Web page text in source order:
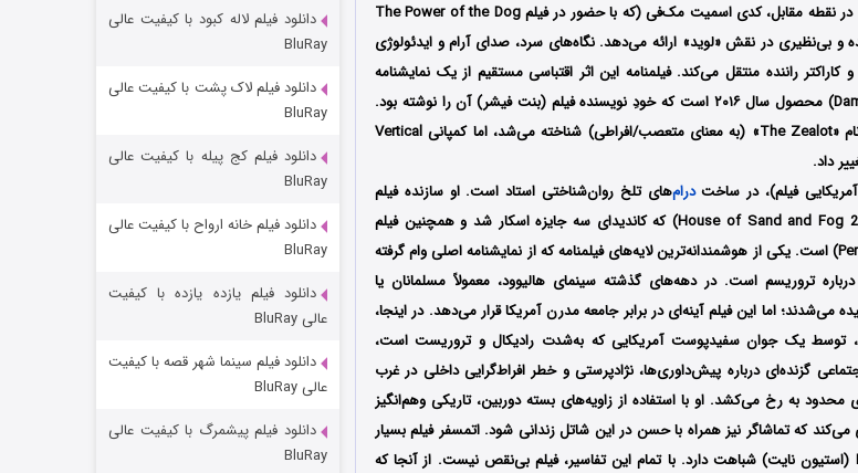
قلب یک بحران تروریستی گرفتار می‌شود. در نقطه مقابل، کدی اسمیت مک‌فی (که با حضور در فیلم The Power of the Dog
و بی‌نظیری در نقش «لوید» ارائه می‌دهد. نگاه‌های سرد، صدای آرام و ایدئولوژی
راننده منتقل می‌کند. فیلمنامه این اثر اقتباسی مستقیم از یک نمایشنامه
بسیار موفق تئاتری به نام دمشق (Damascus) محصول سال ۲۰۱۶ است که خودِ نویسنده فیلم (بنت فیشر) آن را نوشته بود.
فیلم در زمان پیش‌تولید و فیلمبرداری با نام «The Zealot» (به معنای متعصب/افراطی) شناخته می‌شد، اما کمپانی Vertical
داد.
آمریکایی فیلم)، در ساختدرام‌های تلخ روان‌شناختی استاد است. او سازنده فیلم
تحسین‌شده «خانه‌ای از شن و مه» (House of Sand and Fog 2003) که کاندیدای سه جایزه اسکار شد و همچنین فیلم
«درس‌های فارسی» (Persian Lessons 2020) است. یکی از هوشمندانه‌ترین لایه‌های فیلمنامه که از نمایشنامه اصلی وام گرفته
تروریسم است. در دهه‌های گذشته سینمای هالیوود، معمولاً مسلمانان یا
اما این فیلم آینه‌ای در برابر جامعه مدرن آمریکا قرار می‌دهد. در اینجا،
توسط یک جوان سفیدپوست آمریکایی که به‌شدت رادیکال و تروریست است،
گزنده‌ای درباره پیش‌داوری‌ها، نژادپرستی و خطر افراط‌گرایی داخلی در غرب
به رخ می‌کشد. او با استفاده از زاویه‌های بسته دوربین، تاریکی وهم‌انگیز
که تماشاگر نیز همراه با حسن در این شاتل زندانی شود. اتمسفر فیلم بسیار
به فیلم Collateral (مایکل مان) یا Locke (استیون نایت) شباهت دارد. با تمام این تفاسیر، فیلم بی‌نقص نیست. از آنجا که
خاندان اژدها فصل ۳
دانلود فیلم لاله کبود با کیفیت عالی
BluRay
دانلود فیلم لاک پشت با کیفیت عالی
BluRay
دانلود فیلم کج‌ پیله با کیفیت عالی
BluRay
دانلود فیلم خانه ارواح با کیفیت عالی
BluRay
دانلود فیلم یازده یازده با کیفیت
عالی BluRay
دانلود فیلم سینما شهر قصه با کیفیت
عالی BluRay
دانلود فیلم پیشمرگ با کیفیت عالی
BluRay